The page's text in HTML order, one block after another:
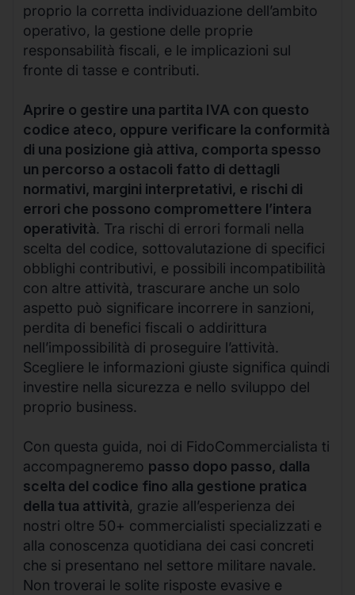
proprio la corretta individuazione dell’ambito
operativo, la gestione delle proprie
responsabilità fiscali, e le implicazioni sul
fronte di tasse e contributi.
Aprire o gestire una partita IVA con questo
codice ateco, oppure verificare la conformità
di una posizione già attiva, comporta spesso
un percorso a ostacoli fatto di dettagli
normativi, margini interpretativi, e rischi di
errori che possono compromettere l’intera
operatività. Tra rischi di errori formali nella
scelta del codice, sottovalutazione di specifici
obblighi contributivi, e possibili incompatibilità
con altre attività, trascurare anche un solo
aspetto può significare incorrere in sanzioni,
perdita di benefici fiscali o addirittura
nell’impossibilità di proseguire l’attività.
Scegliere le informazioni giuste significa quindi
investire nella sicurezza e nello sviluppo del
proprio business.
Con questa guida, noi di FidoCommercialista ti
accompagneremo passo dopo passo, dalla
scelta del codice fino alla gestione pratica
della tua attività, grazie all’esperienza dei
nostri oltre 50+ commercialisti specializzati e
alla conoscenza quotidiana dei casi concreti
che si presentano nel settore militare navale.
Non troverai le solite risposte evasive e